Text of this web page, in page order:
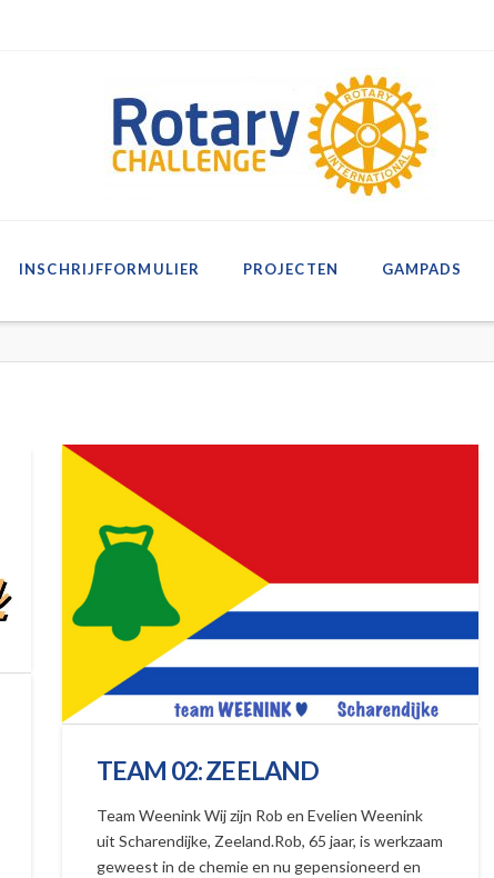
INSCHRIJFFORMULIER PROJECTEN GAMPADS
TEAM 02: ZEELAND
Team Weenink Wij zijn Rob en Evelien Weenink
uit Scharendijke, Zeeland.Rob, 65 jaar, is werkzaam
geweest in de chemie en nu gepensioneerd en